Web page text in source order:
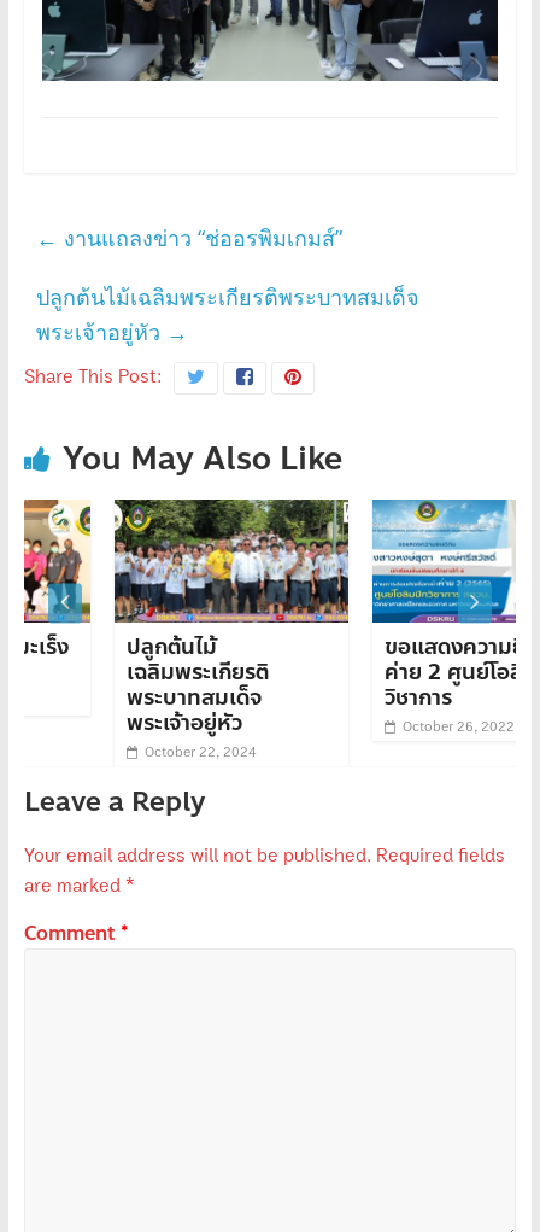
← งานแถลงข่าว “ช่ออรพิมเกมส์”
ปลูกต้นไม้เฉลิมพระเกียรติพระบาทสมเด็จ
พระเจ้าอยู่หัว →
Share This Post:
You May Also Like
ปลูกต้นไม้
เฉลิมพระเกียรติ
พระบาทสมเด็จ
พระเจ้าอยู่หัว
October 22, 2024
ขอแสดงความยินดี เข้า
ค่าย 2 ศูนย์โอลิมปิก
October 26, 2022
Leave a Reply
Your email address will not be published. Required fields
are marked *
Comment *